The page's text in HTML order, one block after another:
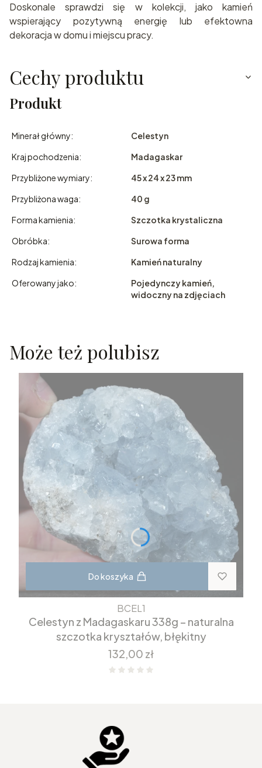
Doskonale sprawdzi się w kolekcji, jako kamień
wspierający pozytywną energię lub efektowna
dekoracja w domu i miejscu pracy.
Cechy produktu
Produkt
Minerał główny:
Celestyn
Kraj pochodzenia:
Madagaskar
Przybliżone wymiary:
45 x 24 x 23 mm
Przybliżona waga:
40 g
Forma kamienia:
Szczotka krystaliczna
Obróbka:
Surowa forma
Rodzaj kamienia:
Kamień naturalny
Oferowany jako:
Pojedynczy kamień,
widoczny na zdjęciach
Może też polubisz
Do koszyka
BCEL1
Celestyn z Madagaskaru 338g – naturalna
szczotka kryształów, błękitny
Cena
132,00 zł